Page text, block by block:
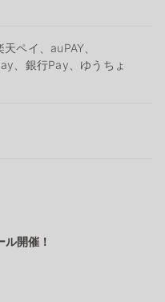
ペイ、auPAY、
、銀行Pay、ゆうちょ
開催！